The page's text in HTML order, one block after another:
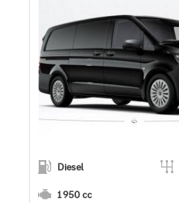
Diesel
1 950 cc